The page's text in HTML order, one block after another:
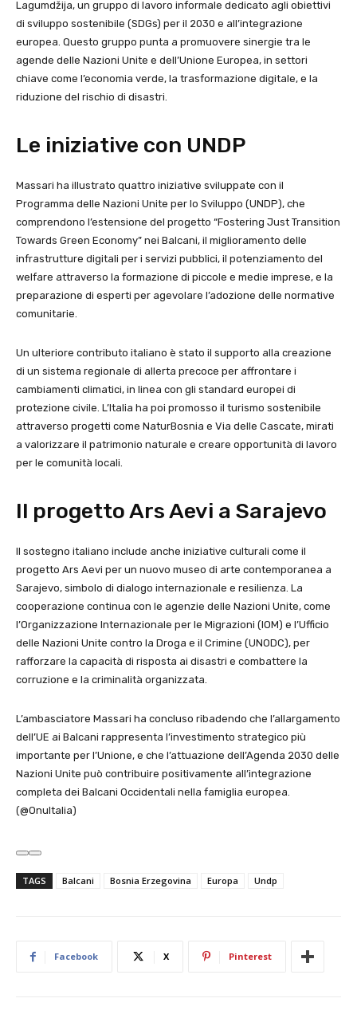
Lagumdžija, un gruppo di lavoro informale dedicato agli obiettivi
di sviluppo sostenibile (SDGs) per il 2030 e all’integrazione
europea. Questo gruppo punta a promuovere sinergie tra le
agende delle Nazioni Unite e dell’Unione Europea, in settori
chiave come l’economia verde, la trasformazione digitale, e la
riduzione del rischio di disastri.
Le iniziative con UNDP
Massari ha illustrato quattro iniziative sviluppate con il
Programma delle Nazioni Unite per lo Sviluppo (UNDP), che
comprendono l’estensione del progetto “Fostering Just Transition
Towards Green Economy” nei Balcani, il miglioramento delle
infrastrutture digitali per i servizi pubblici, il potenziamento del
welfare attraverso la formazione di piccole e medie imprese, e la
preparazione di esperti per agevolare l’adozione delle normative
comunitarie.
Un ulteriore contributo italiano è stato il supporto alla creazione
di un sistema regionale di allerta precoce per affrontare i
cambiamenti climatici, in linea con gli standard europei di
protezione civile. L’Italia ha poi promosso il turismo sostenibile
attraverso progetti come NaturBosnia e Via delle Cascate, mirati
a valorizzare il patrimonio naturale e creare opportunità di lavoro
per le comunità locali.
Il progetto Ars Aevi a Sarajevo
Il sostegno italiano include anche iniziative culturali come il
progetto Ars Aevi per un nuovo museo di arte contemporanea a
Sarajevo, simbolo di dialogo internazionale e resilienza. La
cooperazione continua con le agenzie delle Nazioni Unite, come
l’Organizzazione Internazionale per le Migrazioni (IOM) e l’Ufficio
delle Nazioni Unite contro la Droga e il Crimine (UNODC), per
rafforzare la capacità di risposta ai disastri e combattere la
corruzione e la criminalità organizzata.
L’ambasciatore Massari ha concluso ribadendo che l’allargamento
dell’UE ai Balcani rappresenta l’investimento strategico più
importante per l’Unione, e che l’attuazione dell’Agenda 2030 delle
Nazioni Unite può contribuire positivamente all’integrazione
completa dei Balcani Occidentali nella famiglia europea.
(@OnuItalia)
TAGS Balcani Bosnia Erzegovina Europa Undp
Facebook X Pinterest